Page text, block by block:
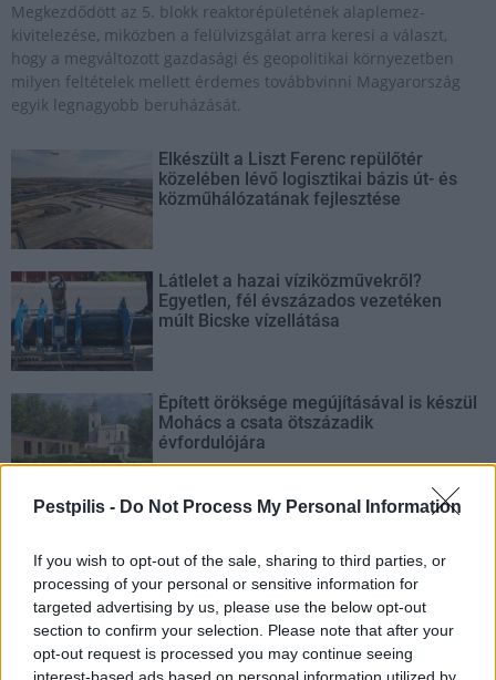
Pestpilis - Do Not Process My Personal Information
If you wish to opt-out of the sale, sharing to third parties, or
processing of your personal or sensitive information for
targeted advertising by us, please use the below opt-out
section to confirm your selection. Please note that after your
opt-out request is processed you may continue seeing
Megkezdődött az 5. blokk reaktorépületének alaplemez-
kivitelezése, miközben a felülvizsgálat arra keresi a választ,
hogy a megváltozott gazdasági és geopolitikai környezetben
milyen feltételek mellett érdemes továbbvinni Magyarország
egyik legnagyobb beruházását.
Elkészült a Liszt Ferenc repülőtér
közelében lévő logisztikai bázis út- és
közműhálózatának fejlesztése
Látlelet a hazai víziközművekről?
Egyetlen, fél évszázados vezetéken
múlt Bicske vízellátása
Épített öröksége megújításával is készül
Mohács a csata ötszázadik
évfordulójára
Franciaország villamosenergia-
hálózatát